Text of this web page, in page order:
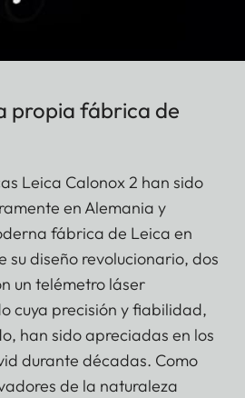
propia fábrica de
Leica Calonox 2 han sido
en Alemania y
fábrica de Leica en
su diseño revolucionario, dos
un telémetro láser
cuya precisión y fiabilidad,
han sido apreciadas en los
durante décadas. Como
de la naturaleza